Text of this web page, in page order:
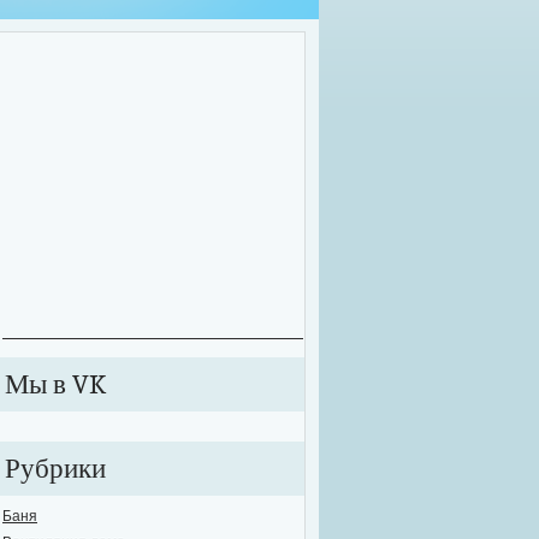
Мы в VK
Рубрики
Баня